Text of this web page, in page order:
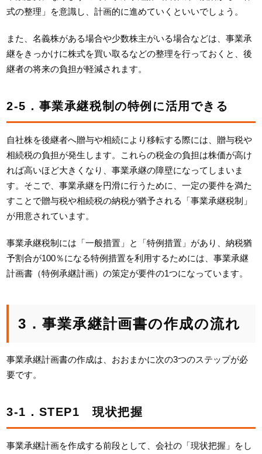
式の整理」を意識し、計画的に進めていくといいでしょう。
また、名義株がある場合や少数株主がいる場合などは、事業承
継をきっかけに株式を買い取るなどの整理を行っておくと、後
継者の将来の負担が軽減されます。
2-5．事業承継税制の特例に活用できる
自社株を後継者へ贈与や相続により移転する際には、贈与税や
相続税の負担が発生します。これらの税金の負担は株価が高け
れば高いほど大きくなり、事業承継の障壁になってしまいま
す。そこで、事業承継を円滑に行うために、一定の要件を満た
すことで贈与税や相続税の納税が猶予される「事業承継税制」
が用意されています。
事業承継税制には「一般措置」と「特例措置」があり、納税猶
予割合が100％になる特例措置を利用するためには、事業承継
計画書（特例承継計画）の策定が要件の1つになっています。
3．事業承継計画書の作成の流れ
事業承継計画書の作成は、おおまかに次の3つのステップが必
要です。
3-1．STEP1 現状把握
事業承継計画を作成する前段として、会社の「現状把握」をし